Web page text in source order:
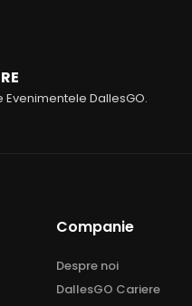
DallesGO.
Companie
Despre noi
DallesGO Cariere